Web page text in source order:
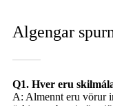
Algengar
Q1. Hver eru
A: Almennt eru vörur